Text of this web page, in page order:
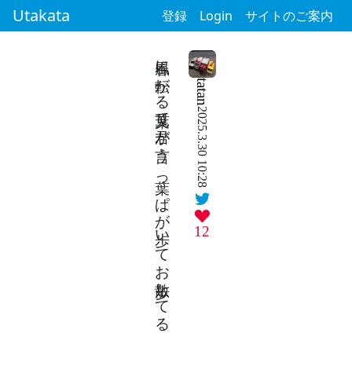
Utakata 登録 Login サイトのご案内
tatan
2025.3.30 10:28
12
春風に転がる葉見て君が言う 葉っぱが歩いてお散歩してる